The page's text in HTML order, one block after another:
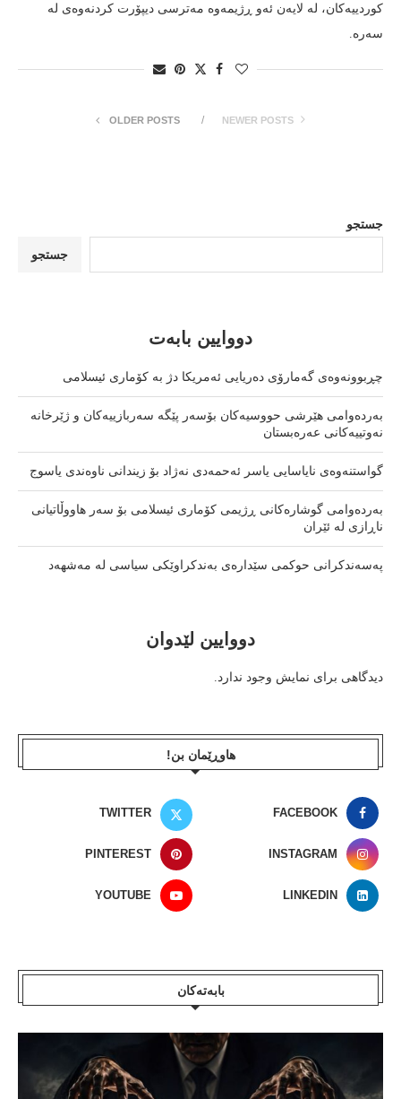
کوردییەکان، لە لایەن ئەو ڕژیمەوە مەترسی دیپۆرت کردنەوەی لە
سەرە.
NEWER POSTS
OLDER POSTS
جستجو
جستجو
دووایین بابەت
چڕبوونەوەی گەمارۆی دەریایی ئەمریکا دژ بە کۆماری ئیسلامی
بەردەوامی هێرشی حووسیەکان بۆسەر پێگە سەربازییەکان و ژێرخانە
نەوتییەکانی عەرەبستان
گواستنەوەی نایاسایی یاسر ئەحمەدی نەژاد بۆ زیندانی ناوەندی یاسوج
بەردەوامی گوشارەکانی ڕژیمی کۆماری ئیسلامی بۆ سەر هاووڵاتیانی
ناڕازی لە ئێران
پەسەندکرانی حوکمی سێدارەی بەندکراوێکی سیاسی لە مەشهەد
دووایین لێدوان
دیدگاهی برای نمایش وجود ندارد.
هاوڕێمان بن!
FACEBOOK
TWITTER
INSTAGRAM
PINTEREST
LINKEDIN
YOUTUBE
بابەتەکان